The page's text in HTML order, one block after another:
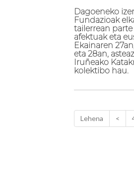
Dagoeneko
Fundazioak
tailerrean parte
afektuak eta
Ekainaren
eta 28an,
Iruñeako
kolektibo hau.
Lehena <